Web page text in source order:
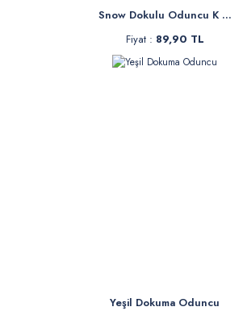
Snow Dokulu Oduncu K ...
Fiyat : 89,90 TL
Yeşil Dokuma Oduncu